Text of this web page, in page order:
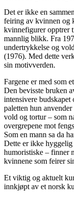
Det er ikke en
feiring av kvinnen og
kvinnefigurer opptrer
mannlig blikk. Fra
undertrykkelse og
(1976). Med dette
sin motivverden.
Fargene er med som
Den bevisste bruken
intensivere
paletten hun
vold og tortur – som
overgrepene mot
Som en mann sa da
Dette er ikke
humoristiske – finner
kvinnene som feirer
Et viktig og aktuelt
innkjøpt av et norsk